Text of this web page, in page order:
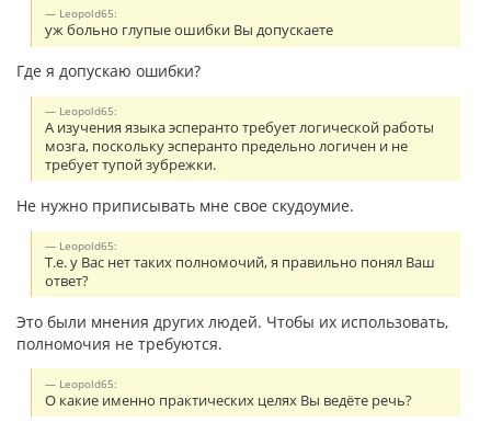
Leopold65:
уж больно глупые ошибки Вы допускаете
Где я допускаю ошибки?
Leopold65:
А изучения языка эсперанто требует логической работы
мозга, поскольку эсперанто предельно логичен и не
требует тупой зубрежки.
Не нужно приписывать мне свое скудоумие.
Leopold65:
Т.е. у Вас нет таких полномочий, я правильно понял Ваш
ответ?
Это были мнения других людей. Чтобы их использовать,
полномочия не требуются.
Leopold65:
О какие именно практических целях Вы ведёте речь?